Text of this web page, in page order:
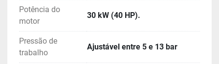
Potência do
motor
30 kW (40 HP).
Pressão de
trabalho
Ajustável entre 5 e 13 bar